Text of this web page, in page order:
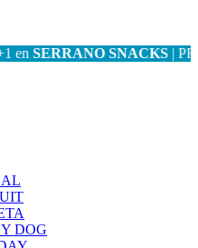
SNACKS|
DOG